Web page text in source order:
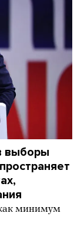
выборы
минимум